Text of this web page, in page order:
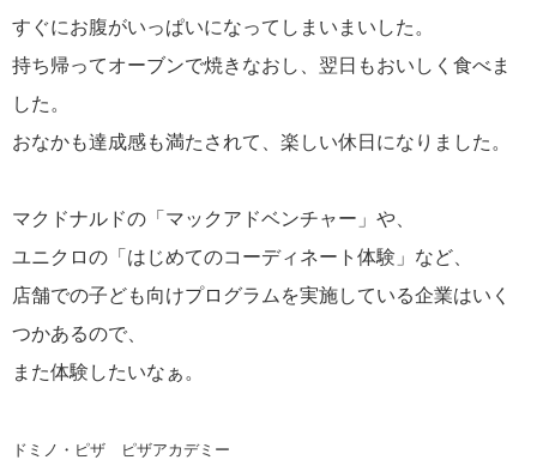
すぐにお腹がいっぱいになってしまいまいした。
持ち帰ってオーブンで焼きなおし、翌日もおいしく食べま
した。
おなかも達成感も満たされて、楽しい休日になりました。
マクドナルドの「マックアドベンチャー」や、
ユニクロの「はじめてのコーディネート体験」など、
店舗での子ども向けプログラムを実施している企業はいく
つかあるので、
また体験したいなぁ。
ドミノ・ピザ ピザアカデミー